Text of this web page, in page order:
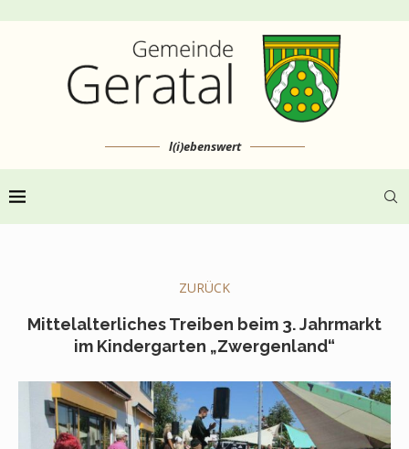
l(i)ebenswert
ZURÜCK
Mittelalterliches Treiben beim 3. Jahrmarkt
im Kindergarten „Zwergenland“